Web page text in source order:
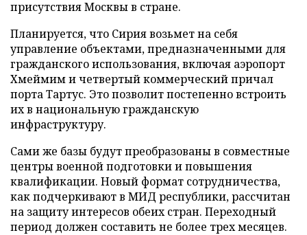
присутствия Москвы в стране.
Планируется, что Сирия возьмет на себя
управление объектами, предназначенными для
гражданского использования, включая аэропорт
Хмеймим и четвертый коммерческий причал
порта Тартус. Это позволит постепенно встроить
их в национальную гражданскую
инфраструктуру.
Сами же базы будут преобразованы в совместные
центры военной подготовки и повышения
квалификации. Новый формат сотрудничества,
как подчеркивают в МИД республики, рассчитан
на защиту интересов обеих стран. Переходный
период должен составить не более трех месяцев.